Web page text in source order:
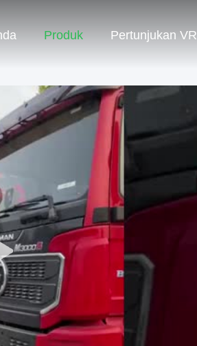
Produk Pertunjukan VR